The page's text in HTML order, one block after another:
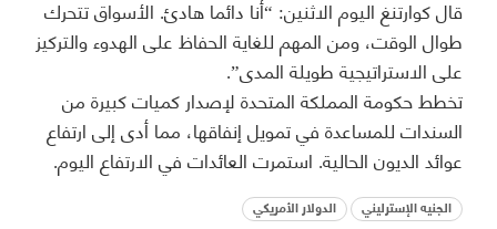
قال كوارتنغ اليوم الاثنين: “أنا دائما هادئ. الأسواق تتحرك
طوال الوقت، ومن المهم للغاية الحفاظ على الهدوء والتركيز
على الاستراتيجية طويلة المدى”.
تخطط حكومة المملكة المتحدة لإصدار كميات كبيرة من
السندات للمساعدة في تمويل إنفاقها، مما أدى إلى ارتفاع
عوائد الديون الحالية. استمرت العائدات في الارتفاع اليوم.
الجنيه الإسترليني الدولار الأمريكي